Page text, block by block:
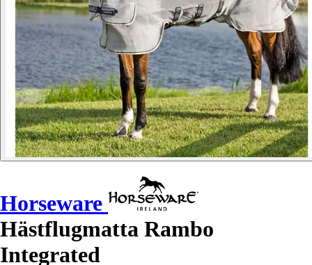
Horseware
Hästflugmatta Rambo
Integrated